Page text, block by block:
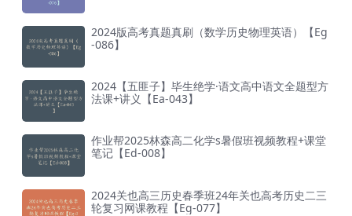
2024版高考真题真刷（数学历史物理英语）【Eg
-086】
2024【五匪子】毕生绝学·语文高中语文全题型方
法课+讲义【Ea-043】
作业帮2025林森高二化学s暑假班视频教程+课堂
笔记【Ed-008】
2024关也高三历史春季班24年关也高考历史二三
轮复习网课教程【Eg-077】